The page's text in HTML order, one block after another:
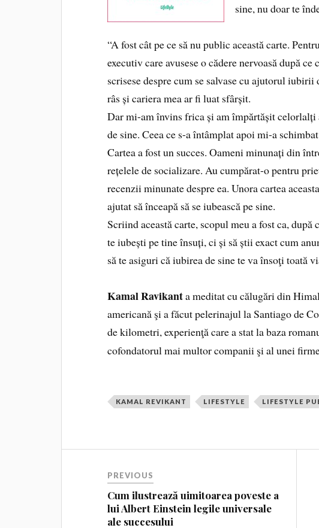
sine, nu doar te
“A fost cât pe ce să nu public această carte.
executiv care avusese o cădere nervoasă după
scrisese despre cum se salvase cu ajutorul
râs și cariera mea ar fi luat sfârșit.
Dar mi-am învins frica și am împărtășit
de sine. Ceea ce s-a întâmplat apoi mi-a
Cartea a fost un succes. Oameni minunați din
rețelele de socializare. Au cumpărat-o pentru
recenzii minunate despre ea. Unora cartea
ajutat să înceapă să se iubească pe sine.
Scriind această carte, scopul meu a fost ca,
te iubești pe tine însuți, ci și să știi exact cum
să te asiguri că iubirea de sine te va însoţi toată
Kamal Ravikanta meditat cu călugări din
americană şi a făcut pelerinajul la Santiago de
de kilometri, experienţă care a stat la baza
cofondatorul mai multor companii şi al unei
KAMAL REVIKANT LIFESTYLE LIFESTYLE
PREVIOUS
Cum ilustrează uimitoarea poveste a
lui Albert Einstein legile universale
ale succesului